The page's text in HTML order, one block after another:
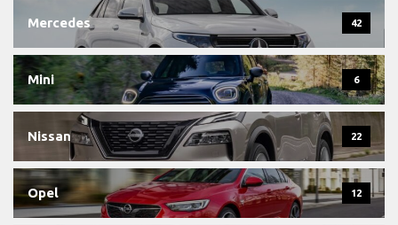
Mercedes 42
Mini 6
Nissan 22
Opel 12